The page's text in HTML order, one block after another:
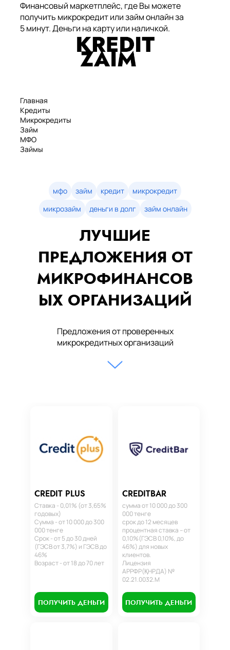
Финансовый маркетплейс, где Вы можете
получить микрокредит или займ онлайн за
5 минут. Деньги на карту или наличкой.
Главная
Кредиты
Микрокредиты
Займ
МФО
Займы
Займы онлайн
Денежные кредиты
мфо займ кредит
микрокредит
микрозайм
деньги в долг займ онлайн
ЛУЧШИЕ
ПРЕДЛОЖЕНИЯ ОТ
МИКРОФИНАНСОВ
ЫХ ОРГАНИЗАЦИЙ
Предложения от проверенных
микрокредитных организаций
CREDIT PLUS
Ставка - 0,01% (от 3,65%
годовых)
Сумма - от 10 000 до 300
000 тенге
Срок - от 5 до 30 дней
(ГЭСВ от 3,7%) и ГЭСВ до
46%
Возраст - от 18 до 70 лет
ПОЛУЧИТЬ ДЕНЬГИ
CREDITBAR
сумма от 10 000 до 300
000 тенге
срок до 12 месяцев
процентная ставка – от
0,10%(ГЭСВ 0,10%, до
46%) для новых
клиентов.
Лицензия
АРРФР(ҚНРДА) №
02.21.0032.М
ПОЛУЧИТЬ ДЕНЬГИ